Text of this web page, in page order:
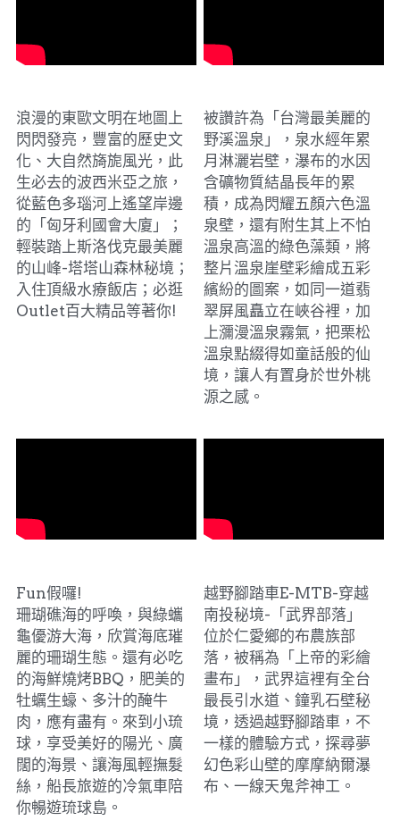
浪漫的東歐文明在地圖上
閃閃發亮，豐富的歷史文
化、大自然旖旎風光，此
生必去的波西米亞之旅，
從藍色多瑙河上遙望岸邊
的「匈牙利國會大廈」；
輕裝踏上斯洛伐克最美麗
的山峰-塔塔山森林秘境；
入住頂級水療飯店；必逛
Outlet百大精品等著你!
被讚許為「台灣最美麗的
野溪溫泉」，泉水經年累
月淋灑岩壁，瀑布的水因
含礦物質結晶長年的累
積，成為閃耀五顏六色溫
泉壁，還有附生其上不怕
溫泉高溫的綠色藻類，將
整片溫泉崖壁彩繪成五彩
繽紛的圖案，如同一道翡
翠屏風矗立在峽谷裡，加
上瀰漫溫泉霧氣，把栗松
溫泉點綴得如童話般的仙
境，讓人有置身於世外桃
源之感。
Fun假囉!
珊瑚礁海的呼喚，與綠蠵
龜優游大海，欣賞海底璀
麗的珊瑚生態。還有必吃
的海鮮燒烤BBQ，肥美的
牡蠣生蠔、多汁的醃牛
肉，應有盡有。來到小琉
球，享受美好的陽光、廣
闊的海景、讓海風輕撫髮
絲，船長旅遊的冷氣車陪
你暢遊琉球島。
越野腳踏車E-MTB-穿越
南投秘境-「武界部落」
位於仁愛鄉的布農族部
落，被稱為「上帝的彩繪
畫布」，武界這裡有全台
最長引水道、鐘乳石壁秘
境，透過越野腳踏車，不
一樣的體驗方式，探尋夢
幻色彩山壁的摩摩納爾瀑
布、一線天鬼斧神工。